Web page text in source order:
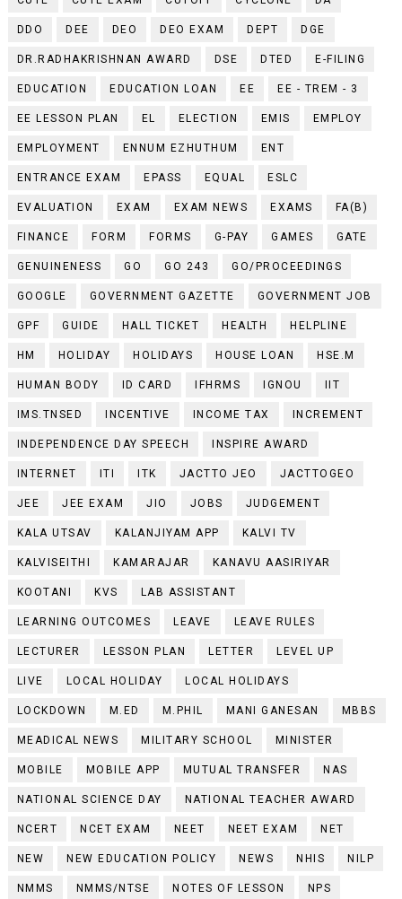
DDO DEE DEO DEO EXAM DEPT DGE
DR.RADHAKRISHNAN AWARD DSE DTED E-FILING
EDUCATION EDUCATION LOAN EE EE - TREM - 3
EE LESSON PLAN EL ELECTION EMIS EMPLOY
EMPLOYMENT ENNUM EZHUTHUM ENT
ENTRANCE EXAM EPASS EQUAL ESLC
EVALUATION EXAM EXAM NEWS EXAMS FA(B)
FINANCE FORM FORMS G-PAY GAMES GATE
GENUINENESS GO GO 243 GO/PROCEEDINGS
GOOGLE GOVERNMENT GAZETTE GOVERNMENT JOB
GPF GUIDE HALL TICKET HEALTH HELPLINE
HM HOLIDAY HOLIDAYS HOUSE LOAN HSE.M
HUMAN BODY ID CARD IFHRMS IGNOU IIT
IMS.TNSED INCENTIVE INCOME TAX INCREMENT
INDEPENDENCE DAY SPEECH INSPIRE AWARD
INTERNET ITI ITK JACTTO JEO JACTTOGEO
JEE JEE EXAM JIO JOBS JUDGEMENT
KALA UTSAV KALANJIYAM APP KALVI TV
KALVISEITHI KAMARAJAR KANAVU AASIRIYAR
KOOTANI KVS LAB ASSISTANT
LEARNING OUTCOMES LEAVE LEAVE RULES
LECTURER LESSON PLAN LETTER LEVEL UP
LIVE LOCAL HOLIDAY LOCAL HOLIDAYS
LOCKDOWN M.ED M.PHIL MANI GANESAN MBBS
MEADICAL NEWS MILITARY SCHOOL MINISTER
MOBILE MOBILE APP MUTUAL TRANSFER NAS
NATIONAL SCIENCE DAY NATIONAL TEACHER AWARD
NCERT NCET EXAM NEET NEET EXAM NET
NEW NEW EDUCATION POLICY NEWS NHIS NILP
NMMS NMMS/NTSE NOTES OF LESSON NPS